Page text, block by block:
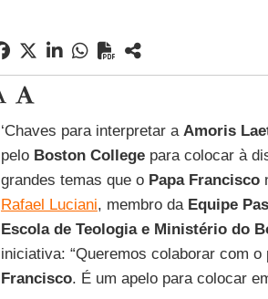
‘Chaves para interpretar a Amoris
pelo Boston College para colocar à
grandes temas que o Papa Francisco
Rafael Luciani, membro da Equipe
Escola de Teologia e Ministério do
iniciativa: “Queremos colaborar com
Francisco. É um apelo para colocar